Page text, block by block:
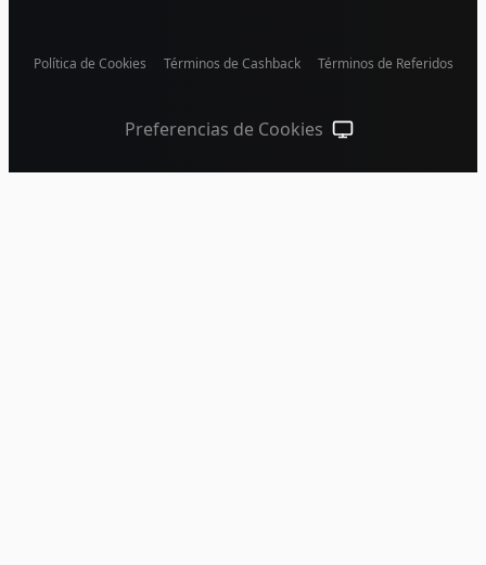
Política de Cookies Términos de Cashback Términos de Referidos
Preferencias de Cookies Tema del sistema